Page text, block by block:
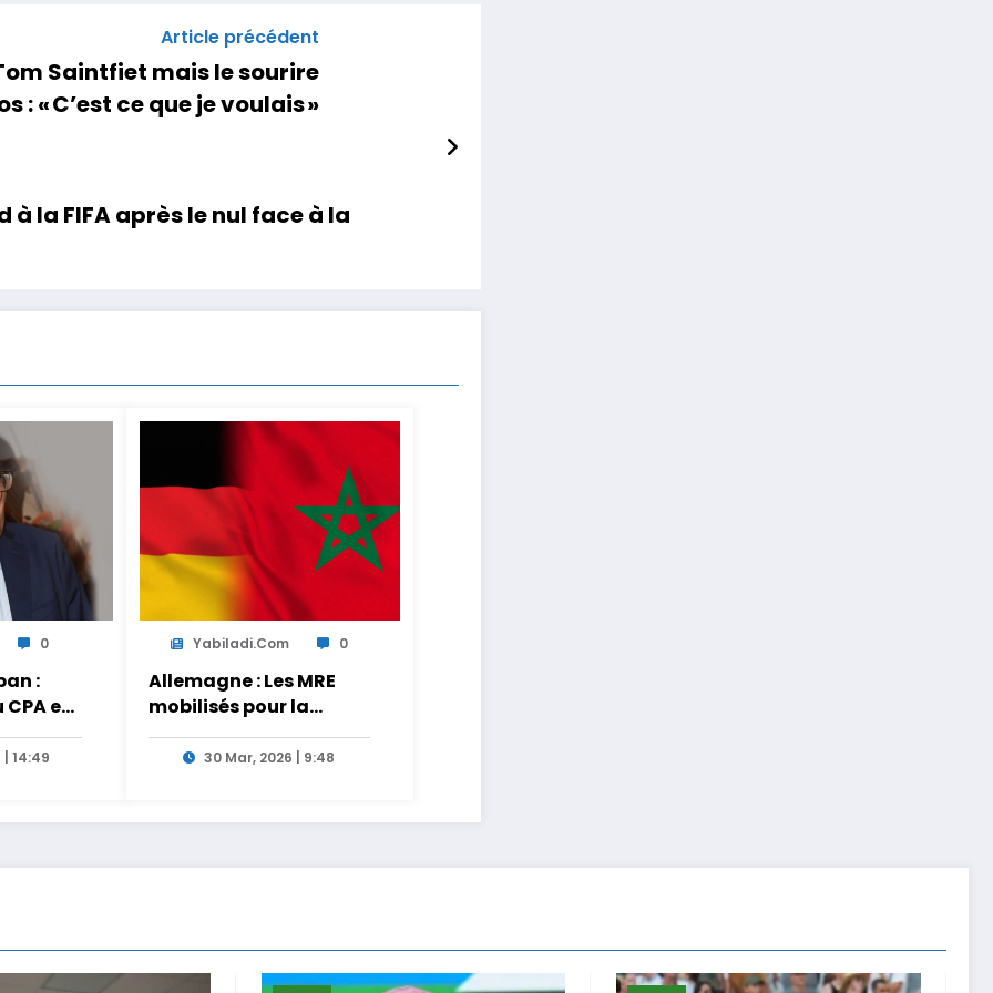
Article précédent
Saintfiet mais le sourire
: « C’est ce que je voulais »
à la FIFA après le nul face à la
0
:
est
| 14:49
Yabiladi.com 0
Allemagne : Les MRE
mobilisés pour la
transmission des liens
entre générations
30 Mar, 2026 | 9:48